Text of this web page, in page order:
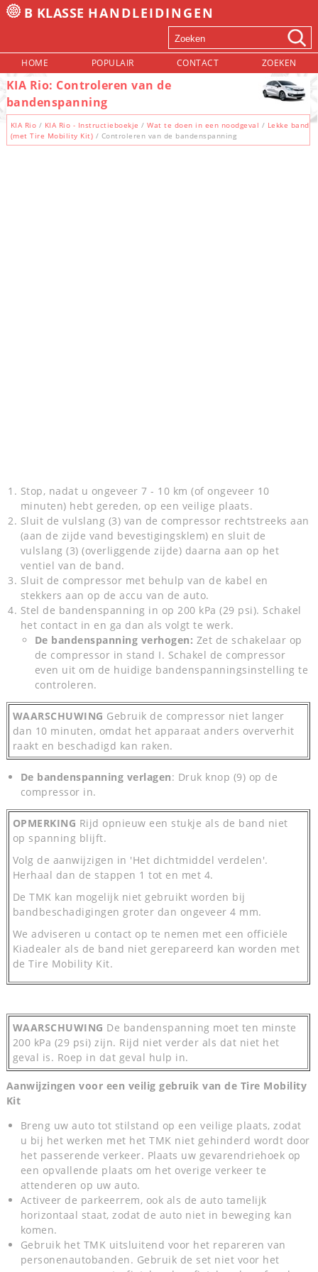
B KLASSE HANDLEIDINGEN
HOME POPULAIR CONTACT ZOEKEN
KIA Rio: Controleren van de
bandenspanning
KIA Rio / KIA Rio - Instructieboekje /Wat te doen in een noodgeval / Lekke band
(met Tire Mobility Kit) / Controleren van de bandenspanning
Stop, nadat u ongeveer 7 - 10 km (of ongeveer 10
minuten) hebt gereden, op een veilige plaats.
Sluit de vulslang (3) van de compressor rechtstreeks aan
(aan de zijde vand bevestigingsklem) en sluit de
vulslang (3) (overliggende zijde) daarna aan op het
ventiel van de band.
Sluit de compressor met behulp van de kabel en
stekkers aan op de accu van de auto.
Stel de bandenspanning in op 200 kPa (29 psi). Schakel
het contact in en ga dan als volgt te werk.
De bandenspanning verhogen: Zet de schakelaar op
de compressor in stand I. Schakel de compressor
even uit om de huidige bandenspanningsinstelling te
controleren.
WAARSCHUWING Gebruik de compressor niet langer
dan 10 minuten, omdat het apparaat anders oververhit
raakt en beschadigd kan raken.
De bandenspanning verlagen: Druk knop (9) op de
compressor in.
OPMERKING Rijd opnieuw een stukje als de band niet
op spanning blijft.
Volg de aanwijzigen in 'Het dichtmiddel verdelen'.
Herhaal dan de stappen 1 tot en met 4.
De TMK kan mogelijk niet gebruikt worden bij
bandbeschadigingen groter dan ongeveer 4 mm.
We adviseren u contact op te nemen met een officiële
Kiadealer als de band niet gerepareerd kan worden met
de Tire Mobility Kit.
WAARSCHUWING De bandenspanning moet ten minste
200 kPa (29 psi) zijn. Rijd niet verder als dat niet het
geval is. Roep in dat geval hulp in.
Aanwijzingen voor een veilig gebruik van de Tire Mobility
Kit
Breng uw auto tot stilstand op een veilige plaats, zodat
u bij het werken met het TMK niet gehinderd wordt door
het passerende verkeer. Plaats uw gevarendriehoek op
een opvallende plaats om het overige verkeer te
attenderen op uw auto.
Activeer de parkeerrem, ook als de auto tamelijk
horizontaal staat, zodat de auto niet in beweging kan
komen.
Gebruik het TMK uitsluitend voor het repareren van
personenautobanden. Gebruik de set niet voor het